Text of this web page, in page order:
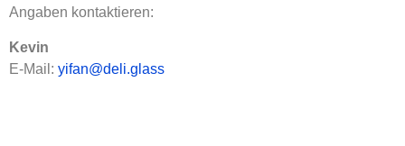
Angaben kontaktieren:
Kevin
E-Mail: yifan@deli.glass